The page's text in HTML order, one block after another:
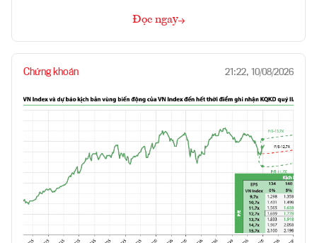
Đọc ngay
Chứng khoán 21:22, 10/08/2026